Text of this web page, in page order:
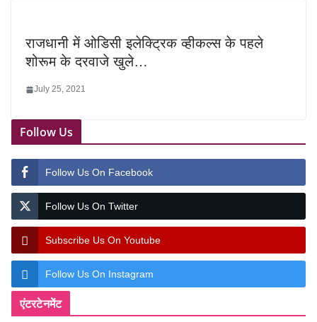
राजधानी में ओडिसी इलेक्ट्रिक व्हीकल्स के पहले
शोरूम के दरवाजे खुले…
July 25, 2021
Follow Us
Follow Us On Facebook
Follow Us On Twitter
Subscribe Us On Youtube
Follow Us On Instagram
एंटरटेनमेंट